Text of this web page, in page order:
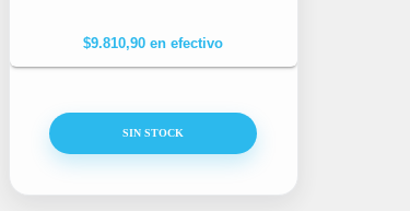
$9.810,90 en efectivo
SIN STOCK